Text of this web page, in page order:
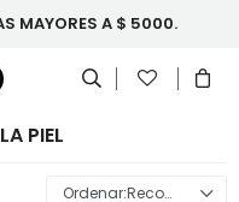
MAYORES A $ 5000.
PIEL
Recomendados